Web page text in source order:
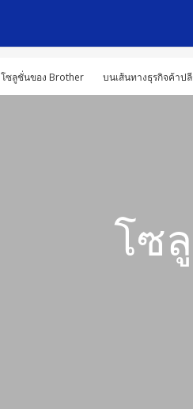
โซลูชั่นของ Brother บนเส้นทางธุรกิจค้าป
โซ